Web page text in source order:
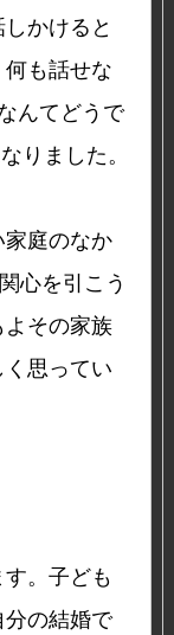
かけると
も話せな
んてどうで
りました。
庭のなか
心を引こう
その家族
思ってい
。子ども
の結婚で